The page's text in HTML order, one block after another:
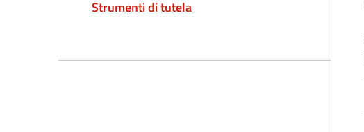
Strumenti di tutela